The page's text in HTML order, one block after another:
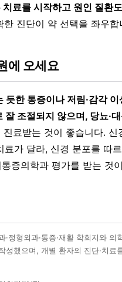
료를 시작하고 원인 질환
한 진단이 약 선택을 좌우합
에 오세요
듯한 통증이나 저림·감각
잘 조절되지 않으며, 당뇨·
진료받는 것이 좋습니다. 신
료가 달라, 신경 분포를 따
증의학과 평가를 받는 것
·정형외과·통증·재활 학회지와 의
성했으며, 개별 환자의 진단·치료